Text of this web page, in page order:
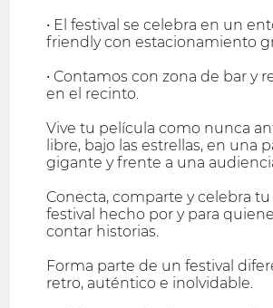
• El festival se celebra en un
friendly con estacionamiento
• Contamos con zona de bar y
en el recinto.
Vive tu película como nunca
libre, bajo las estrellas, en una
gigante y frente a una
Conecta, comparte y celebra
festival hecho por y para
contar historias.
Forma parte de un festival
retro, auténtico e inolvidable.